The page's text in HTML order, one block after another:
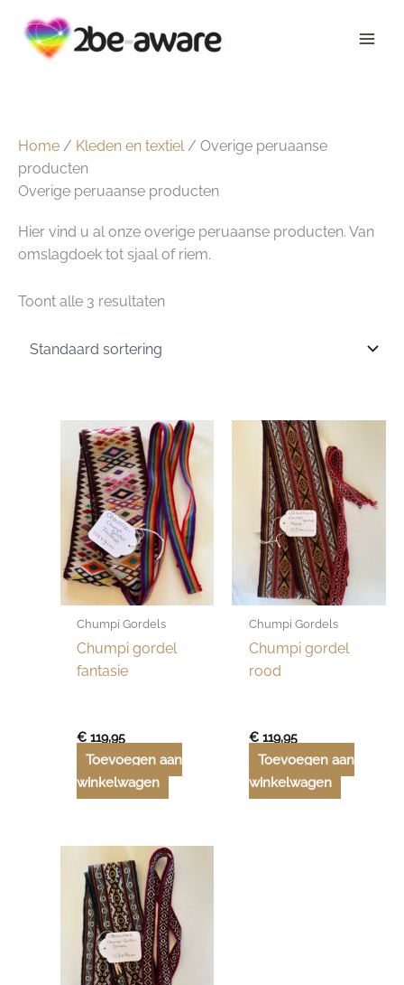
naar
Home / Kleden en textiel/ Overige peruaanse
producten
Overige peruaanse producten
Hier vind u al onze overige peruaanse producten. Van
omslagdoek tot sjaal of riem.
Toont alle 3 resultaten
Chumpi Gordels
Chumpi gordel
fantasie
€ 119,95
Toevoegen aan
winkelwagen
Chumpi Gordels
Chumpi gordel
rood
€119,95
Toevoegen aan
winkelwagen